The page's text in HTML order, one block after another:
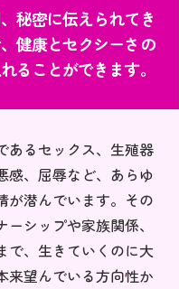
秘密に伝えられてき
健康とセクシーさの
ることができます。
あるセックス、生殖器
感、屈辱など、あらゆ
が潜んでいます。その
ーシップや家族関係、
で、生きていくのに大
来望んでいる方向性か